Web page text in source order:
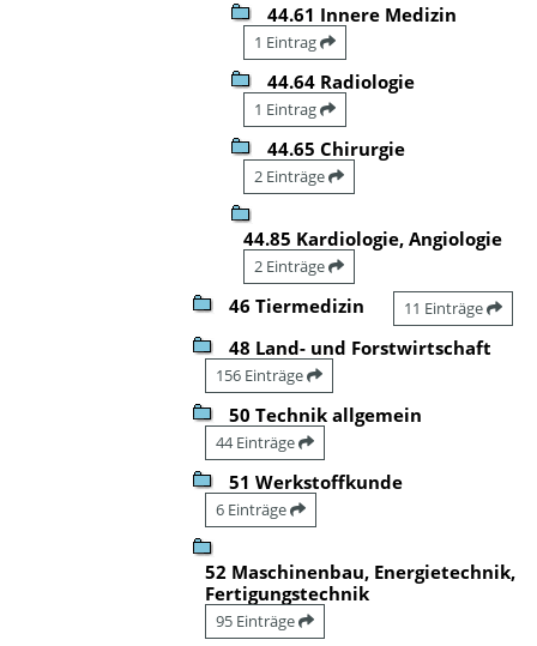
44.61 Innere Medizin
1 Eintrag
44.64 Radiologie
1 Eintrag
44.65 Chirurgie
2 Einträge
44.85 Kardiologie, Angiologie
2 Einträge
46 Tiermedizin 11 Einträge
48 Land- und Forstwirtschaft
156 Einträge
50 Technik allgemein
44 Einträge
51 Werkstoffkunde
6 Einträge
52 Maschinenbau, Energietechnik,
Fertigungstechnik
95 Einträge